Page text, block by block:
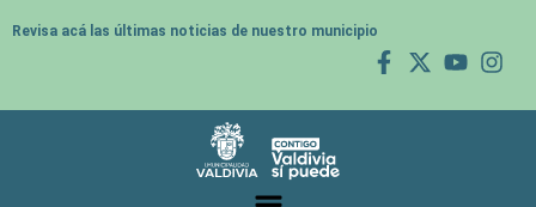
Revisa acá las últimas noticias de nuestro municipio